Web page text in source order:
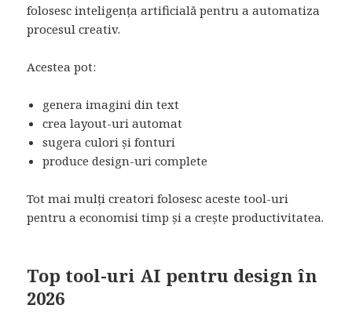
folosesc inteligența artificială pentru a automatiza
procesul creativ.
Acestea pot:
genera imagini din text
crea layout-uri automat
sugera culori și fonturi
produce design-uri complete
Tot mai mulți creatori folosesc aceste tool-uri
pentru a economisi timp și a crește productivitatea.
Top tool-uri AI pentru design în
2026